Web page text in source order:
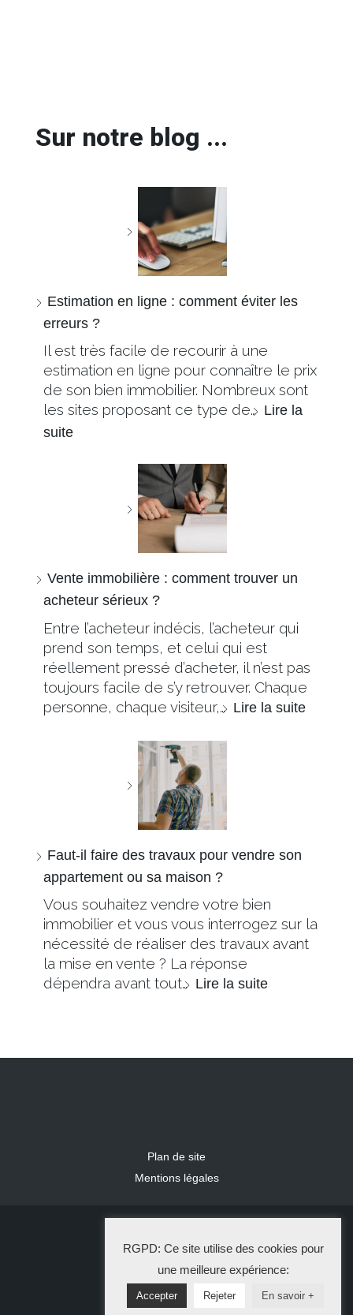
Sur notre blog ...
Estimation en ligne : comment éviter les
erreurs ?
Il est très facile de recourir à une
estimation en ligne pour connaître le prix
de son bien immobilier. Nombreux sont
les sites proposant ce type de… Lire la
suite
Vente immobilière : comment trouver un
acheteur sérieux ?
Entre l’acheteur indécis, l’acheteur qui
prend son temps, et celui qui est
réellement pressé d’acheter, il n’est pas
toujours facile de s’y retrouver. Chaque
personne, chaque visiteur,… Lire la suite
Faut-il faire des travaux pour vendre son
appartement ou sa maison ?
Vous souhaitez vendre votre bien
immobilier et vous vous interrogez sur la
nécessité de réaliser des travaux avant
la mise en vente ? La réponse
dépendra avant tout… Lire la suite
Plan de site
Mentions légales
La Solution Immo
RGPD: Ce site utilise des cookies pour
une meilleure expérience:
Accepter Rejeter En savoir +